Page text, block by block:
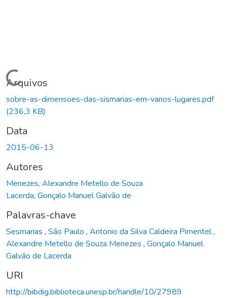
Carregando...
Arquivos
sobre-as-dimensoes-das-sismarias-em-varios-lugares.pdf
(236,3 KB)
Data
2015-06-13
Autores
Menezes, Alexandre Metello de Souza
Lacerda, Gonçalo Manuel Galvão de
Palavras-chave
Sesmarias , São Paulo , Antonio da Silva Caldeira Pimentel,
Alexandre Metello de Souza Menezes , Gonçalo Manuel
Galvão de Lacerda
URI
http://bibdig.biblioteca.unesp.br/handle/10/27989